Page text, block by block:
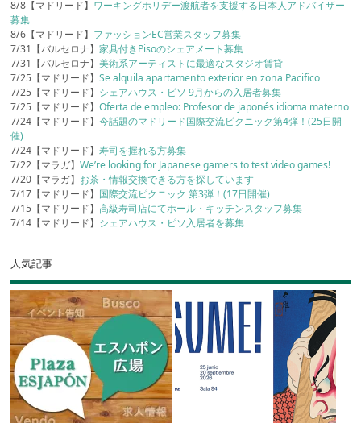
8/8【マドリード】 ワーキングホリデー渡航者を支援する日本人アドバイザー
募集
8/6【マドリード】 ファッションEC営業スタッフ募集
7/31【バルセロナ】家具付きPisoのシェアメート募集
7/31【バルセロナ】美術系アーティストに最適なスタジオ賃貸
7/25【マドリード】Se alquila apartamento exterior en zona Pacifico
7/25【マドリード】 シェアハウス・ピソ 9月からの入居者募集
7/25【マドリード】Oferta de empleo: Profesor de japonés idioma materno
7/24【マドリード】今話題のマドリード国際交流ピクニック第4弾！(25日開
催)
7/24【マドリード】寿司を握れる方募集
7/22【マラガ】We’re looking for Japanese gamers to test video games!
7/20【マラガ】 お茶・情報交換できる方を探しています
7/17【マドリード】 国際交流ピクニック 第3弾！(17日開催)
7/15【マドリード】高級寿司店にてホール・キッチンスタッフ募集
7/14【マドリード】 シェアハウス・ピソ入居者を募集
人気記事